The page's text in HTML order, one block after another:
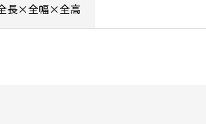
長×全幅×全高